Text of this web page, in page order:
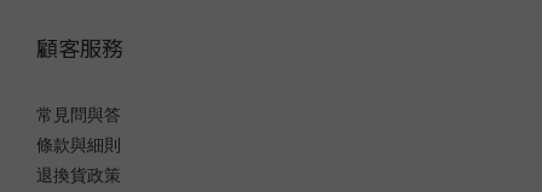
顧客服務
常見問與答
條款與細則
退換貨政策